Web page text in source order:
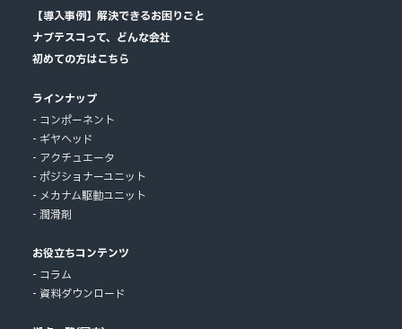
【導入事例】解決できるお困りごと
ナブテスコって、どんな会社
初めての方はこちら
ラインナップ
コンポーネント
ギヤヘッド
アクチュエータ
ポジショナーユニット
メカナム駆動ユニット
潤滑剤
お役立ちコンテンツ
コラム
資料ダウンロード